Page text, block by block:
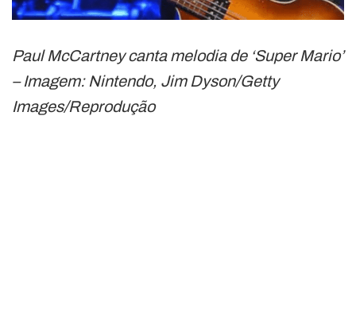
Paul McCartney canta melodia de ‘Super Mario’
– Imagem: Nintendo, Jim Dyson/Getty
Images/Reprodução